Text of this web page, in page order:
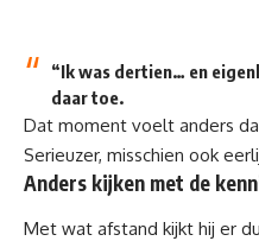
“Ik was dertien… en
daar toe.
Dat moment voelt anders
Serieuzer, misschien ook
Anders kijken met de
Met wat afstand kijkt hij er